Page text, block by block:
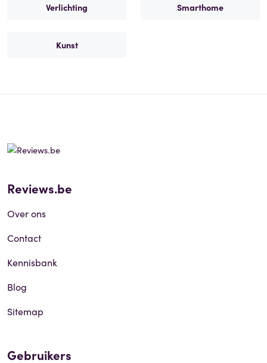
Verlichting Smarthome
Kunst
Reviews.be
Over ons
Contact
Kennisbank
Blog
Sitemap
Gebruikers